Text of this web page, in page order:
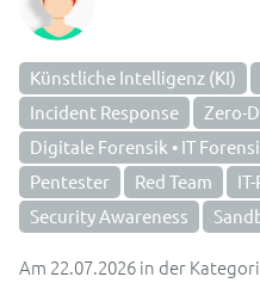
Künstliche Intelligenz (KI)
Incident Response
Zero-
Digitale Forensik • IT
Pentester
Red Team
Security Awareness
Am 22.07.2026 in der